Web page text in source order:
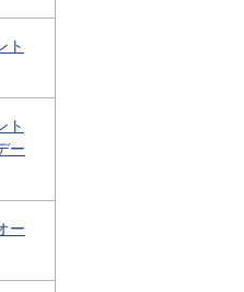
ト
ト
ー
ー